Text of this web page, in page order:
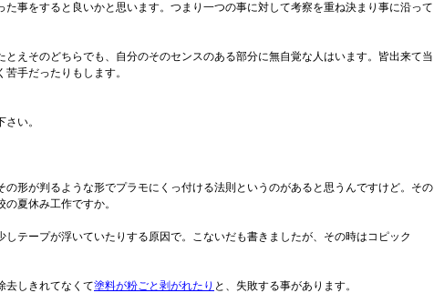
事をすると良いかと思います。つまり一つの事に対して考察を重ね決まり事に沿って
えそのどちらでも、自分のそのセンスのある部分に無自覚な人はいます。皆出来て当
手だったりもします。
い。
形が判るような形でプラモにくっ付ける法則というのがあると思うんですけど。その
夏休み工作ですか。
しテープが浮いていたりする原因で。こないだも書きましたが、その時はコピック
去しきれてなくて塗料が粉ごと剥がれたり と、失敗する事があります。